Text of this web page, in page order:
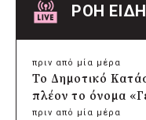
ΡΟΗ
πριν από μία μέρα
Το Δημοτικό
πλέον το όνομα
πριν από μία μέρα